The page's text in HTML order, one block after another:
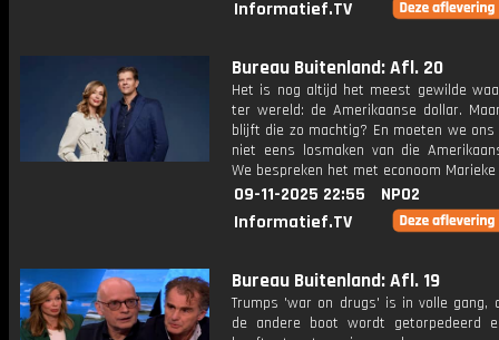
Informatief.TV
Bureau Buitenland: Afl. 20
Het is nog altijd het meest gewilde
ter wereld: de Amerikaanse dollar.
blijft die zo machtig? En moeten we ons
niet eens losmaken van die
We bespreken het met econoom Marieke
09-11-2025 22:55
NPO2
Informatief.TV
Bureau Buitenland: Afl. 19
Trumps 'war on drugs' is in volle gang,
de andere boot wordt getorpedeerd